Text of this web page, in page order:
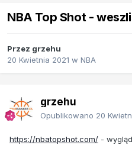
NBA Top Shot -
Przez grzehu
20 Kwietnia 2021 w NBA
grzehu
Opublikowano 20
https://nbatopshot.com/ -